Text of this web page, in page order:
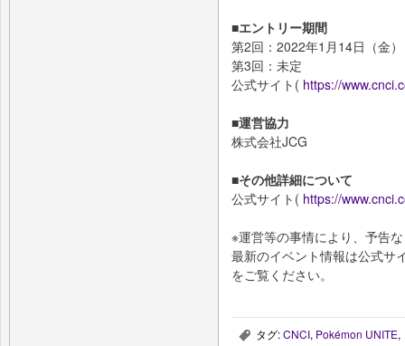
■エントリー期間
第2回：2022年1月14日（金
第3回：未定
公式サイト( https://
■運営協力
株式会社JCG
■その他詳細について
公式サイト( https://
※運営等の事情により、予告
最新のイベント情報は公式サ
をご覧ください。
, タグ:CNCI, Pokémon UNITE,